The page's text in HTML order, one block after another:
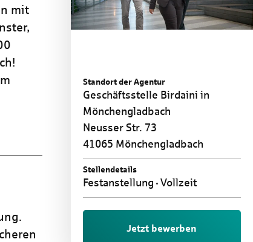
Standort der Agentur
Geschäftsstelle Birdaini in
Mönchengladbach
Neusser Str. 73
41065 Mönchengladbach
Stellendetails
Festanstellung Vollzeit
Jetzt bewerben
mit